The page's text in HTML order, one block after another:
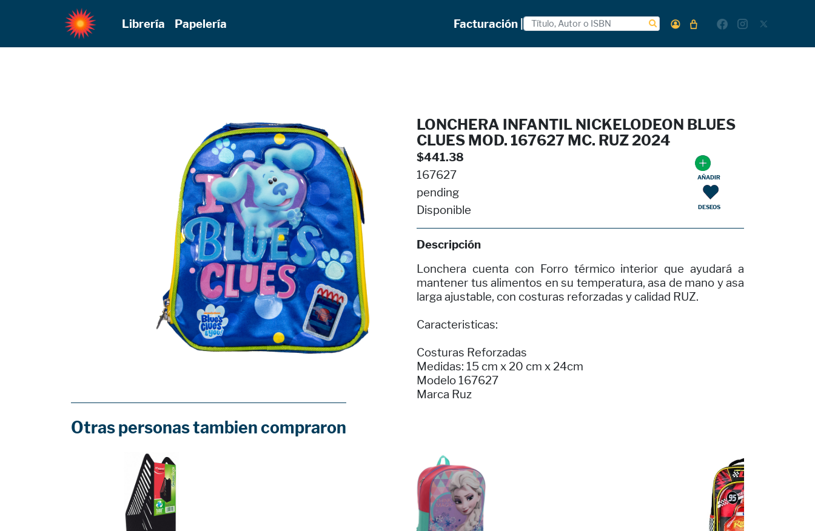
Librería Papelería Facturación |
LONCHERA INFANTIL NICKELODEON BLUES
CLUES MOD. 167627 MC. RUZ 2024
$441.38
167627
pending
Disponible
Descripción
AÑADIR
DESEOS
Lonchera cuenta con Forro térmico interior que ayudará a
mantener tus alimentos en su temperatura, asa de mano y asa
larga ajustable, con costuras reforzadas y calidad RUZ.
Caracteristicas:
Costuras Reforzadas
Medidas: 15 cm x 20 cm x 24cm
Modelo 167627
Marca Ruz
Otras personas tambien compraron